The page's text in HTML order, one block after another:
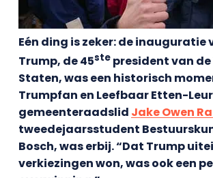
Eén ding is zeker: de inauguratie
Trump, de 45stepresident van
Staten, was een historisch
Trumpfan en Leefbaar Etten-Leur
gemeenteraadslid Jake Owen
tweedejaarsstudent
Bosch, was erbij. “Dat Trump
verkiezingen won, was ook een